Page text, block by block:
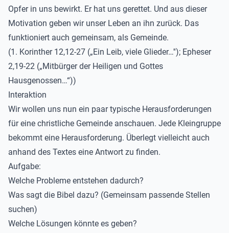
Opfer in uns bewirkt. Er hat uns gerettet. Und aus dieser
Motivation geben wir unser Leben an ihn zurück. Das
funktioniert auch gemeinsam, als Gemeinde.
(1. Korinther 12,12-27 („Ein Leib, viele Glieder…''); Epheser
2,19-22 („Mitbürger der Heiligen und Gottes
Hausgenossen…“))
Interaktion
Wir wollen uns nun ein paar typische Herausforderungen
für eine christliche Gemeinde anschauen. Jede Kleingruppe
bekommt eine Herausforderung. Überlegt vielleicht auch
anhand des Textes eine Antwort zu finden.
Aufgabe:
Welche Probleme entstehen dadurch?
Was sagt die Bibel dazu? (Gemeinsam passende Stellen
suchen)
Welche Lösungen könnte es geben?